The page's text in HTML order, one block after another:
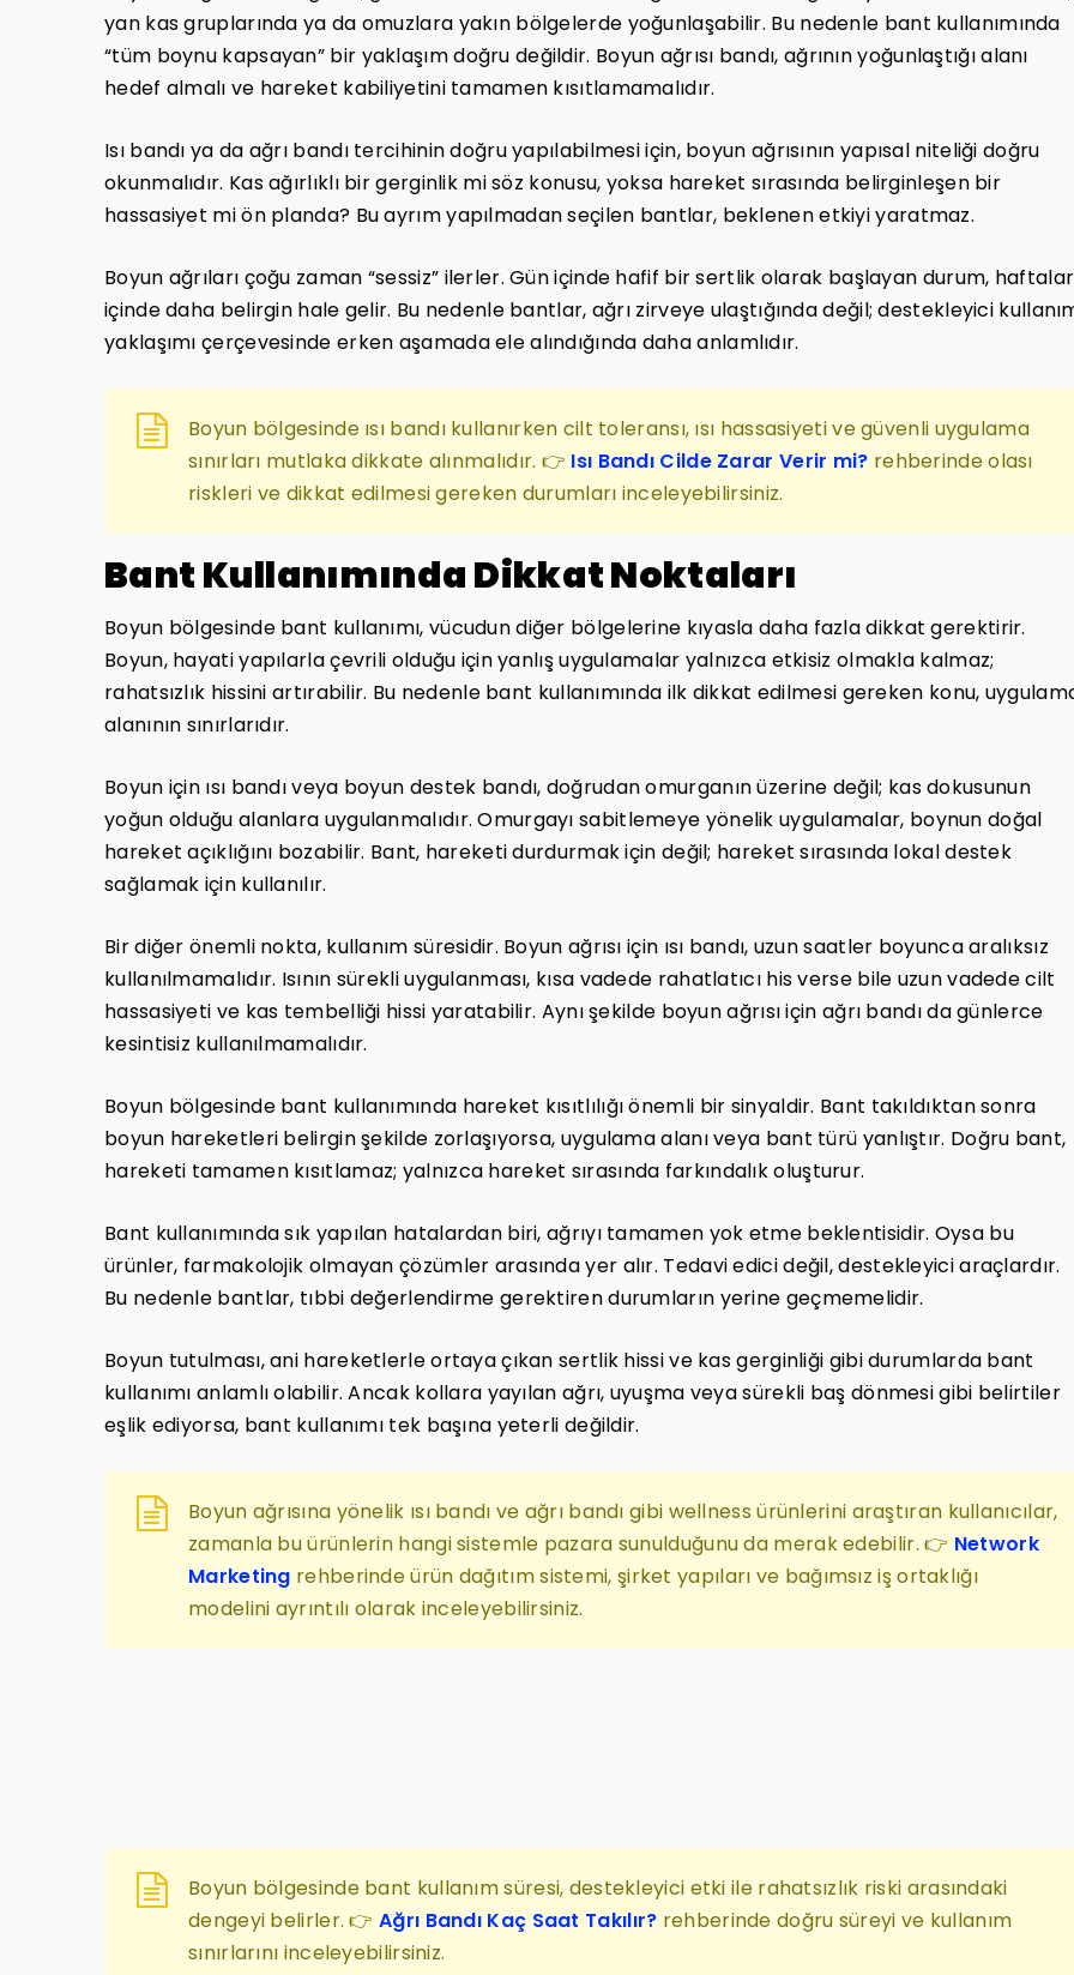
yan kas gruplarında ya da omuzlara yakın bölgelerde yoğunlaşabilir. Bu nedenle bant kullanımında
“tüm boynu kapsayan” bir yaklaşım doğru değildir. Boyun ağrısı bandı, ağrının yoğunlaştığı alanı
hedef almalı ve hareket kabiliyetini tamamen kısıtlamamalıdır.
Isı bandı ya da ağrı bandı tercihinin doğru yapılabilmesi için, boyun ağrısının yapısal niteliği doğru
okunmalıdır. Kas ağırlıklı bir gerginlik mi söz konusu, yoksa hareket sırasında belirginleşen bir
hassasiyet mi ön planda? Bu ayrım yapılmadan seçilen bantlar, beklenen etkiyi yaratmaz.
Boyun ağrıları çoğu zaman “sessiz” ilerler. Gün içinde hafif bir sertlik olarak başlayan durum, haftalar
içinde daha belirgin hale gelir. Bu nedenle bantlar, ağrı zirveye ulaştığında değil; destekleyici
yaklaşımı çerçevesinde erken aşamada ele alındığında daha anlamlıdır.
Boyun bölgesinde ısı bandı kullanırken cilt toleransı, ısı hassasiyeti ve güvenli uygulama
sınırları mutlaka dikkate alınmalıdır. 👉 Isı Bandı Cilde Zarar Verir mi? rehberinde olası
riskleri ve dikkat edilmesi gereken durumları inceleyebilirsiniz.
Bant Kullanımında Dikkat Noktaları
Boyun bölgesinde bant kullanımı, vücudun diğer bölgelerine kıyasla daha fazla dikkat gerektirir.
Boyun, hayati yapılarla çevrili olduğu için yanlış uygulamalar yalnızca etkisiz olmakla kalmaz;
rahatsızlık hissini artırabilir. Bu nedenle bant kullanımında ilk dikkat edilmesi gereken konu,
alanının sınırlarıdır.
Boyun için ısı bandı veya boyun destek bandı, doğrudan omurganın üzerine değil; kas dokusunun
yoğun olduğu alanlara uygulanmalıdır. Omurgayı sabitlemeye yönelik uygulamalar, boynun doğal
hareket açıklığını bozabilir. Bant, hareketi durdurmak için değil; hareket sırasında lokal destek
sağlamak için kullanılır.
Bir diğer önemli nokta, kullanım süresidir. Boyun ağrısı için ısı bandı, uzun saatler boyunca aralıksız
kullanılmamalıdır. Isının sürekli uygulanması, kısa vadede rahatlatıcı his verse bile uzun vadede cilt
hassasiyeti ve kas tembelliği hissi yaratabilir. Aynı şekilde boyun ağrısı için ağrı bandı da günlerce
kesintisiz kullanılmamalıdır.
Boyun bölgesinde bant kullanımında hareket kısıtlılığı önemli bir sinyaldir. Bant takıldıktan sonra
boyun hareketleri belirgin şekilde zorlaşıyorsa, uygulama alanı veya bant türü yanlıştır. Doğru bant,
hareketi tamamen kısıtlamaz; yalnızca hareket sırasında farkındalık oluşturur.
Bant kullanımında sık yapılan hatalardan biri, ağrıyı tamamen yok etme beklentisidir. Oysa bu
ürünler, farmakolojik olmayan çözümler arasında yer alır. Tedavi edici değil, destekleyici araçlardır.
Bu nedenle bantlar, tıbbi değerlendirme gerektiren durumların yerine geçmemelidir.
Boyun tutulması, ani hareketlerle ortaya çıkan sertlik hissi ve kas gerginliği gibi durumlarda bant
kullanımı anlamlı olabilir. Ancak kollara yayılan ağrı, uyuşma veya sürekli baş dönmesi gibi belirtiler
eşlik ediyorsa, bant kullanımı tek başına yeterli değildir.
Boyun ağrısına yönelik ısı bandı ve ağrı bandı gibi wellness ürünlerini araştıran kullanıcılar,
zamanla bu ürünlerin hangi sistemle pazara sunulduğunu da merak edebilir. 👉 Network
Marketing rehberinde ürün dağıtım sistemi, şirket yapıları ve bağımsız iş ortaklığı
modelini ayrıntılı olarak inceleyebilirsiniz.
Boyun bölgesinde bant kullanım süresi, destekleyici etki ile rahatsızlık riski arasındaki
dengeyi belirler. 👉Ağrı Bandı Kaç Saat Takılır? rehberinde doğru süreyi ve kullanım
sınırlarını inceleyebilirsiniz.